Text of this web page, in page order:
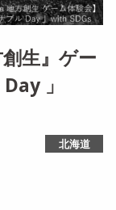
生』ゲー
」
北海道